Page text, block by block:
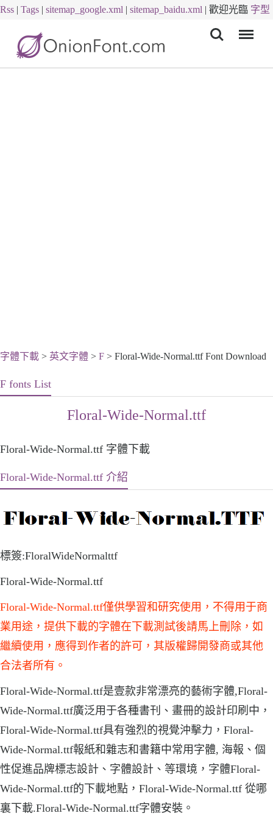
Rss | Tags | sitemap_google.xml | sitemap_baidu.xml | 歡迎光臨 字型
字體下載 > 英文字體 > F > Floral-Wide-Normal.ttf Font Download
F fonts List
Floral-Wide-Normal.ttf
Floral-Wide-Normal.ttf 字體下載
Floral-Wide-Normal.ttf 介紹
標簽:FloralWideNormalttf
Floral-Wide-Normal.ttf
Floral-Wide-Normal.ttf僅供學習和研究使用，不得用于商
業用途，提供下載的字體在下載測試後請馬上刪除，如
繼續使用，應得到作者的許可，其版權歸開發商或其他
合法者所有。
Floral-Wide-Normal.ttf是壹款非常漂亮的藝術字體,Floral-
Wide-Normal.ttf廣泛用于各種書刊、畫冊的設計印刷中，
Floral-Wide-Normal.ttf具有強烈的視覺沖擊力，Floral-
Wide-Normal.ttf報紙和雜志和書籍中常用字體, 海報、個
性促進品牌標志設計、字體設計、等環境，字體Floral-
Wide-Normal.ttf的下載地點，Floral-Wide-Normal.ttf 從哪
裏下載.Floral-Wide-Normal.ttf字體安裝。